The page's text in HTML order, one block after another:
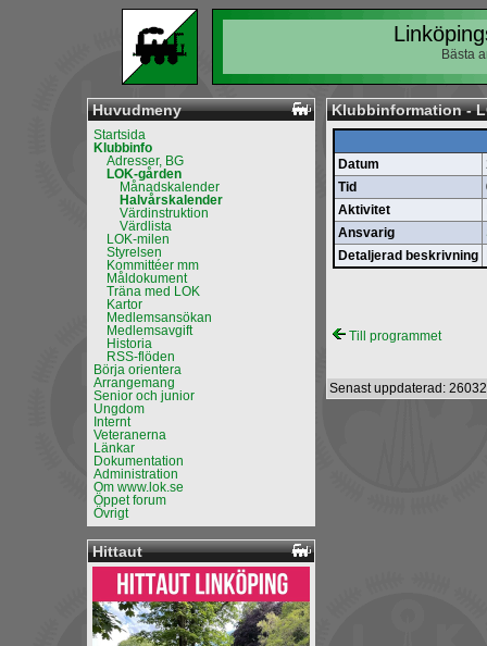
Bästa
Huvudmeny
Startsida
Klubbinfo
Adresser, BG
LOK-gården
Månadskalender
Halvårskalender
Värdinstruktion
Värdlista
LOK-milen
Styrelsen
Kommittéer mm
Måldokument
Träna med LOK
Kartor
Medlemsansökan
Medlemsavgift
Historia
RSS-flöden
Börja orientera
Arrangemang
Senior och junior
Ungdom
Internt
Veteranerna
Länkar
Dokumentation
Administration
Om www.lok.se
Öppet forum
Övrigt
Hittaut
Klubbinformation -
Datum
Tid
Aktivitet
Ansvarig
Detaljerad beskrivning
Till programmet
Senast uppdaterad: